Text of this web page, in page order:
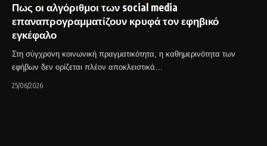
Πως οι αλγόριθμοι των social media
επαναπρογραμματίζουν κρυφά τον εφηβικό
εγκέφαλο
Στη σύγχρονη κοινωνική πραγματικότητα, η καθημερινότητα των
εφήβων δεν ορίζεται πλέον αποκλειστικά…
25/06/2026